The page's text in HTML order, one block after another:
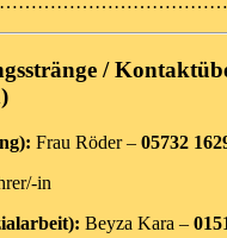
/
Frau Röder – 05732
in
Beyza Kara –